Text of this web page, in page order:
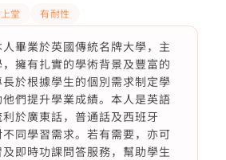
堂 有耐性
畢業於英國傳統名牌大學，主
擁有扎實的學術背景及豐富的
於根據學生的個別需求制定學
們提升學業成績。本人是英語
於廣東話，普通話及西班牙
同學習需求。若有需要，亦可
即時功課問答服務，幫助學生